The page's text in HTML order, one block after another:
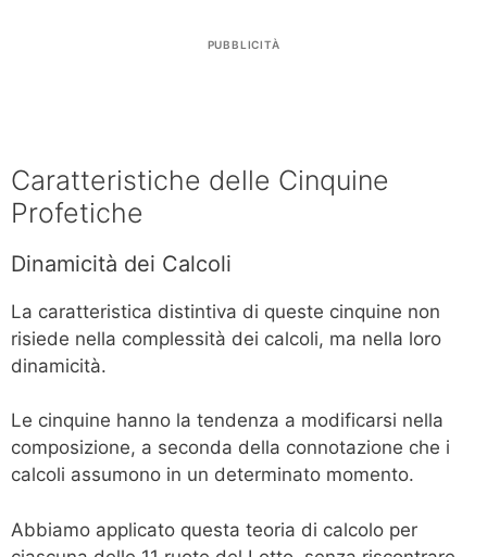
PUBBLICITÀ
Caratteristiche delle Cinquine
Profetiche
Dinamicità dei Calcoli
La caratteristica distintiva di queste cinquine non
risiede nella complessità dei calcoli, ma nella loro
dinamicità.
Le cinquine hanno la tendenza a modificarsi nella
composizione, a seconda della connotazione che i
calcoli assumono in un determinato momento.
Abbiamo applicato questa teoria di calcolo per